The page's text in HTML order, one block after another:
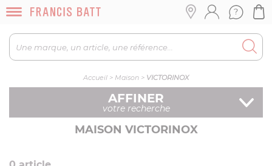
Accueil > Maison > VICTORINOX
AFFINER
votre recherche
MAISON VICTORINOX